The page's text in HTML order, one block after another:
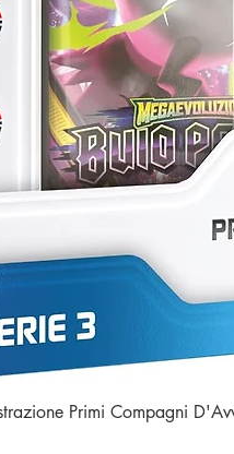
Primi Compagni